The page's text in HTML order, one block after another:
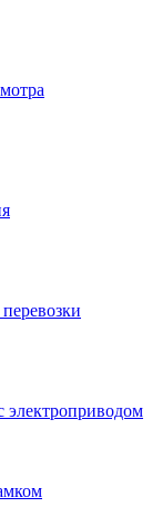
электроприводом